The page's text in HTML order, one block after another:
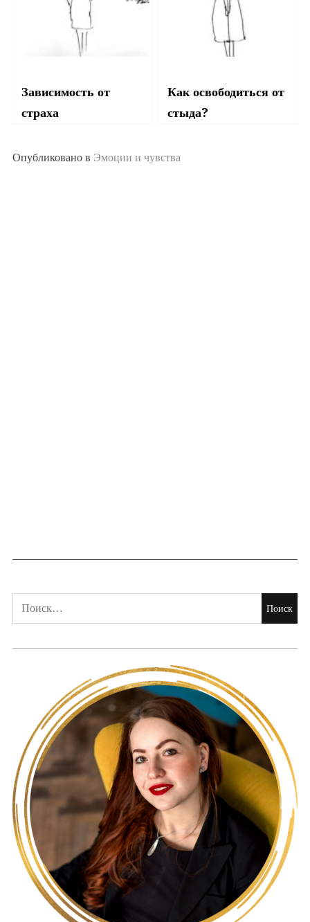
Зависимость от
страха
Как освободиться от
стыда?
Опубликовано в Эмоции и чувства